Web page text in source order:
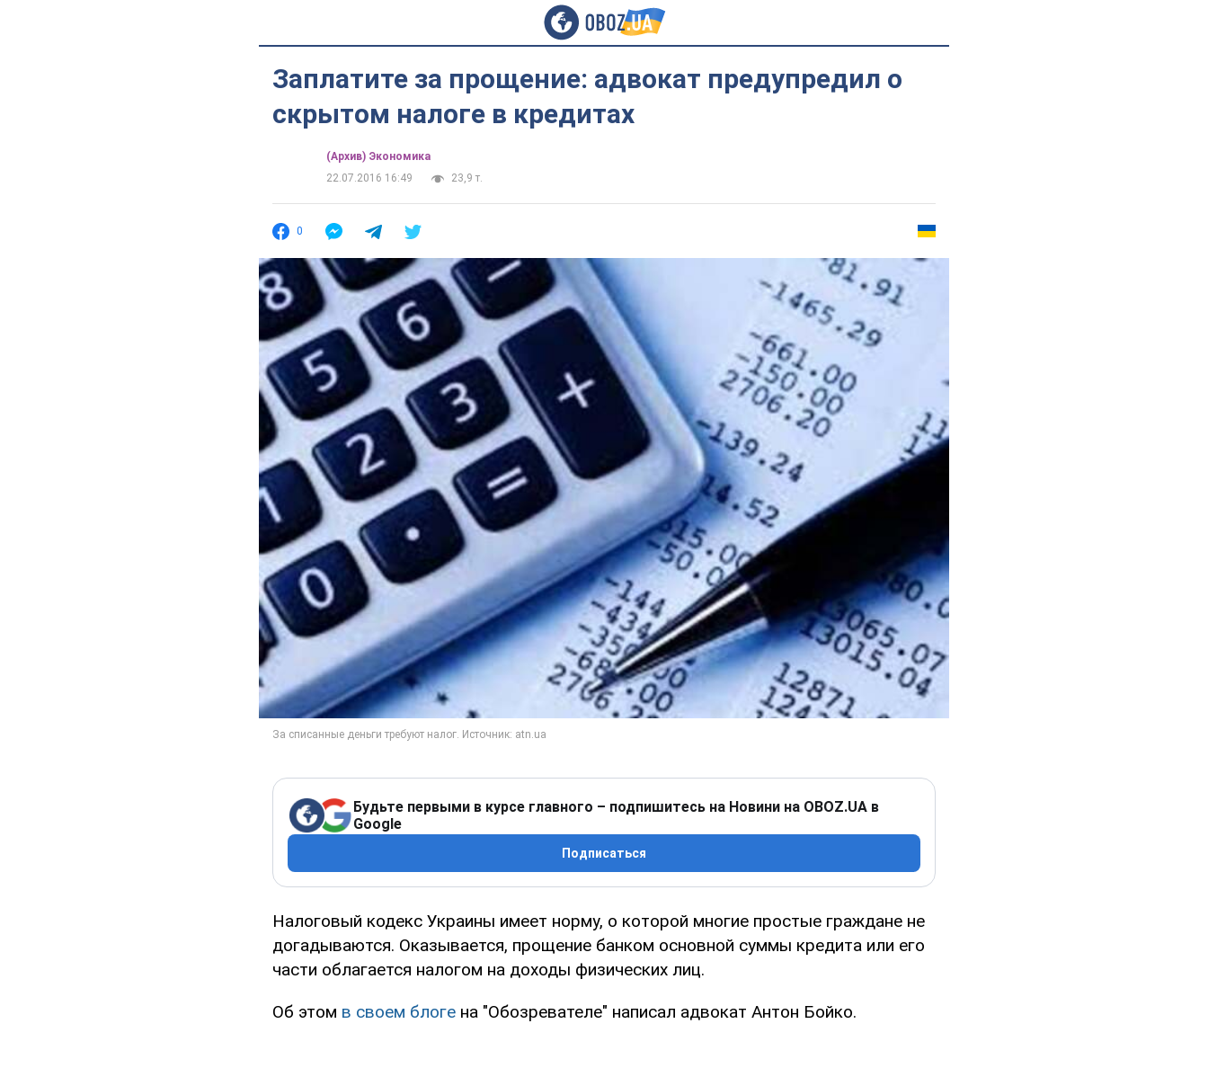
Заплатите за прощение: адвокат предупредил о
скрытом налоге в кредитах
(Архив) Экономика
22.07.2016 16:49
23,9 т.
0
Будьте первыми в курсе главного – подпишитесь на Новини на OBOZ.UA в
Google
Подписаться
Налоговый кодекс Украины имеет норму, о которой многие простые граждане не
догадываются. Оказывается, прощение банком основной суммы кредита или его
части облагается налогом на доходы физических лиц.
Об этом в своем блоге на "Обозревателе" написал адвокат Антон Бойко.